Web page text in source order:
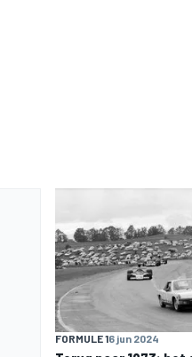
FORMULE 16 jun 2024